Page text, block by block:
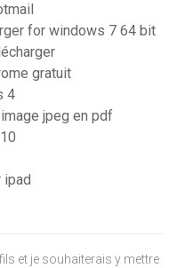
for windows 7 64 bit
gratuit
4
jpeg en pdf
et je souhaiterais y mettre